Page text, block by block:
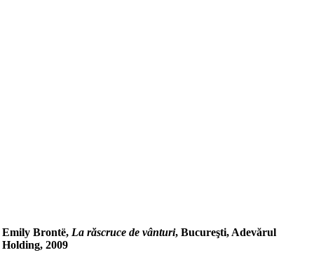
Emily Brontë, La răscruce de vânturi, Bucureşti, Adevărul
Holding, 2009